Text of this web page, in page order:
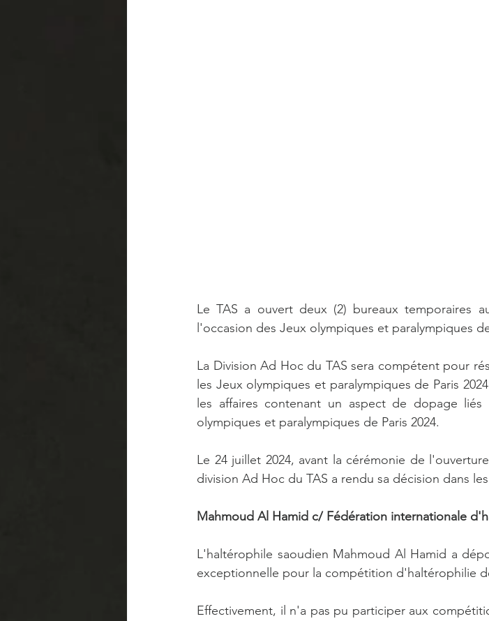
Le TAS a ouvert deux (2) bureaux temporaires
l'occasion des Jeux olympiques et paralympiques
La Division Ad Hoc du TAS sera compétent pour
les Jeux olympiques et paralympiques de Paris
les affaires contenant un aspect de dopage
olympiques et paralympiques de Paris 2024.
Le 24 juillet 2024, avant la cérémonie de l'ouverture
division Ad Hoc du TAS a rendu sa décision dans
Mahmoud Al Hamid c/ Fédération internationale
L'haltérophile saoudien Mahmoud Al Hamid a
exceptionnelle pour la compétition d'haltérophilie
Effectivement, il n'a pas pu participer aux